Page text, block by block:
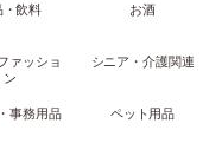
・飲料 お酒
ァッショ
ン
シニア・介護関連
事務用品 ペット用品